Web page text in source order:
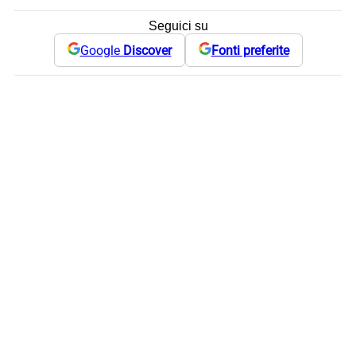
Seguici su
Google Discover Fonti preferite